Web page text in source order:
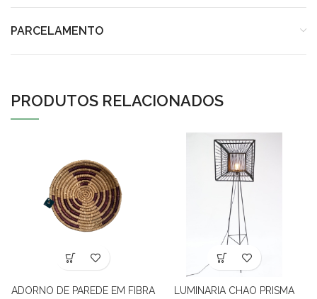
PARCELAMENTO
PRODUTOS RELACIONADOS
ADORNO DE PAREDE EM FIBRA
LUMINARIA CHAO PRISMA